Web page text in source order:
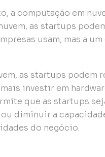
a computação em
as startups
usam, mas a
as startups
investir em
que as startups
diminuir a
do negócio.